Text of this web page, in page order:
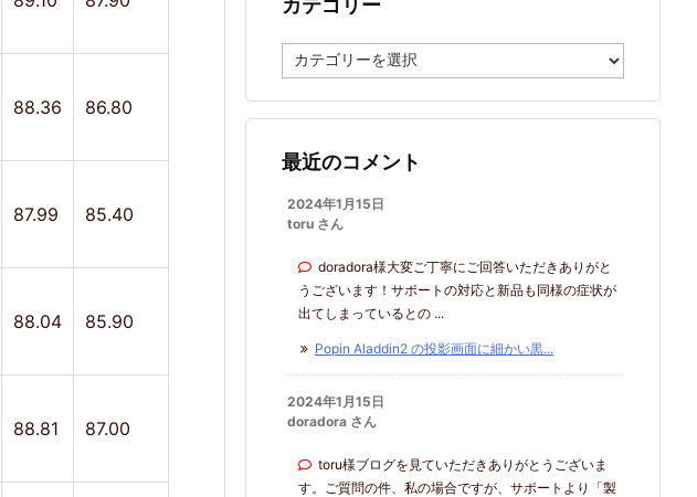
88.36 86.80
87.99 85.40
88.04 85.90
88.81 87.00
テ
リ
最近のコメント
2024年1月15日
toru さん
doradora様大変ご丁寧にご回答いただきありがと
うございます！サポートの対応と新品も同様の症状が
出てしまっているとの ...
Popin Aladdin2 の投影画面に細かい黒...
2024年1月15日
doradora さん
toru様ブログを見ていただきありがとうございま
す。ご質問の件、私の場合ですが、サポートより「製